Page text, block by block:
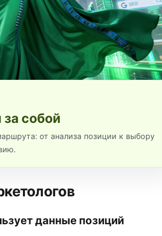
собой
от анализа позиции к выбору
данные позиций